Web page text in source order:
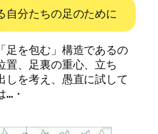
自分たちの足のために
足を包む」構造であるの
置、足裏の重心、立ち
しを考え、愚直に試して
…・